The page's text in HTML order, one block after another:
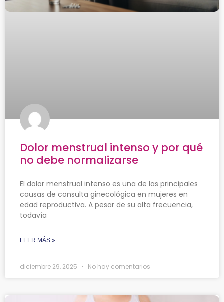
Dolor menstrual intenso y por qué
no debe normalizarse
El dolor menstrual intenso es una de las principales
causas de consulta ginecológica en mujeres en
edad reproductiva. A pesar de su alta frecuencia,
todavía
LEER MÁS »
diciembre 29, 2025 No hay comentarios